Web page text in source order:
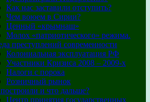
Как нас заставили отступить?
Чем воюем в Сирии?
Ценный «крымнаш»
Молох «патриотического» режима.
преступлений современности
Колониальная эксплуатация РФ
Участники Кризиса 2008 – 2009-х
Налоги с порока
Розничный рынок
и что дальше?
Центр принятия государственных